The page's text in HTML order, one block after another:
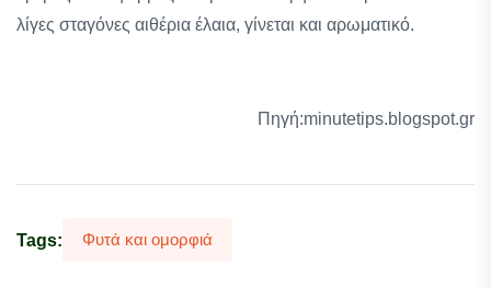
λίγες σταγόνες αιθέρια έλαια, γίνεται και αρωματικό.
Πηγή:minutetips.blogspot.gr
Tags: Φυτά και ομορφιά